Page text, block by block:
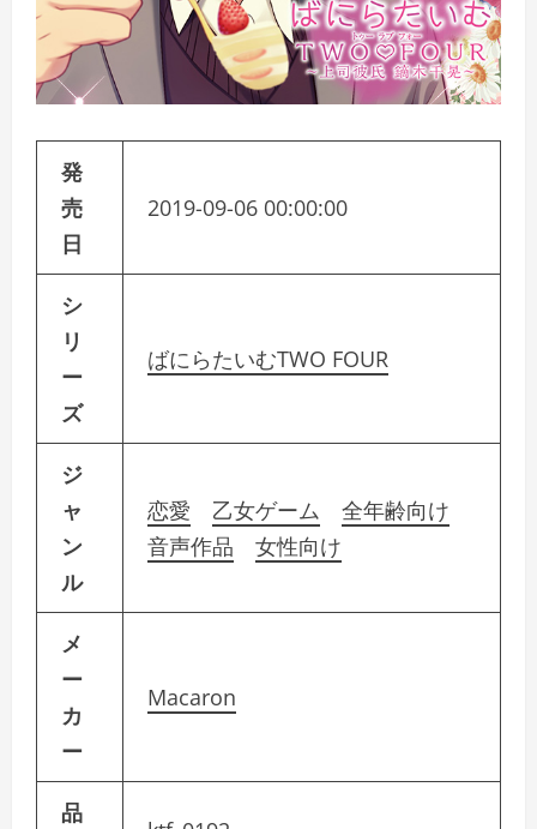
発
売
日
2019-09-06 00:00:00
シ
リ
ー
ズ
ばにらたいむTWO FOUR
ジ
ャ
ン
ル
恋愛 乙女ゲーム
全年齢向け
音声作品
女性向け
メ
ー
カ
ー
Macaron
品